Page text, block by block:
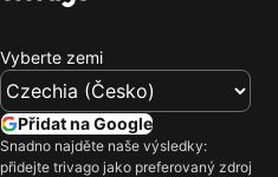
Zamek Hradek u Susice
Hotel Gabreta
Horská chata Svatobor
Hotel Elsyn Dvůr
Vyberte zemi
Přidat na Google
Snadno najděte naše výsledky:
přidejte trivago jako preferovaný zdroj